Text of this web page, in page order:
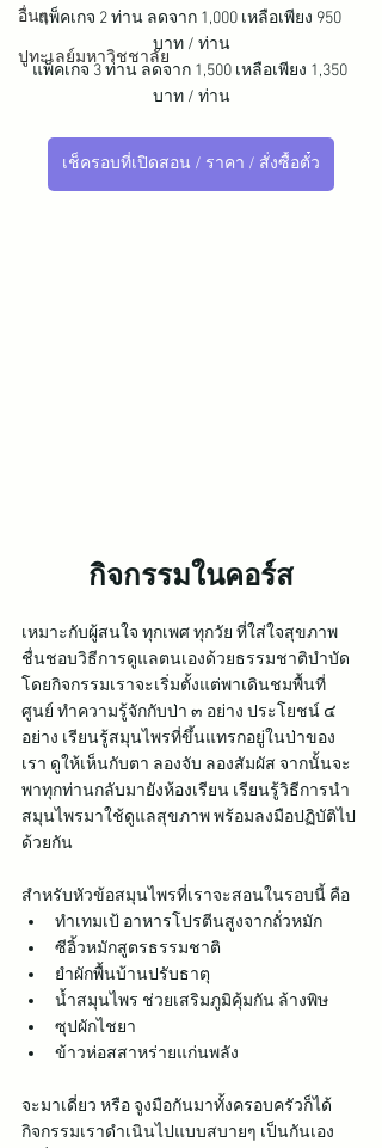
อื่นๆ
ปูทะเลย์มหาวิชชาลัย
แพ็คเกจ 2 ท่าน ลดจาก 1,000 เหลือเพียง 950
บาท / ท่าน
แพ็คเกจ 3 ท่าน ลดจาก 1,500 เหลือเพียง 1,350
บาท / ท่าน
เช็ครอบที่เปิดสอน / ราคา / สั่งซื้อตั๋ว
กิจกรรมในคอร์ส
เหมาะกับผู้สนใจ ทุกเพศ ทุกวัย ที่ใส่ใจสุขภาพ
ชื่นชอบวิธีการดูแลตนเองด้วยธรรมชาติบำบัด
โดยกิจกรรมเราจะเริ่มตั้งแต่พาเดินชมพื้นที่
ศูนย์ ทำความรู้จักกับป่า ๓ อย่าง ประโยชน์ ๔
อย่าง เรียนรู้สมุนไพรที่ขึ้นแทรกอยู่ในป่าของ
เรา ดูให้เห็นกับตา ลองจับ ลองสัมผัส จากนั้นจะ
พาทุกท่านกลับมายังห้องเรียน เรียนรู้วิธีการนำ
สมุนไพรมาใช้ดูแลสุขภาพ พร้อมลงมือปฏิบัติไป
ด้วยกัน
สำหรับหัวข้อสมุนไพรที่เราจะสอนในรอบนี้ คือ
ทำเทมเป้ อาหารโปรตีนสูงจากถั่วหมัก
ซีอิ้วหมักสูตรธรรมชาติ
ยำผักพื้นบ้านปรับธาตุ
น้ำสมุนไพร ช่วยเสริมภูมิคุ้มกัน ล้างพิษ
ซุปผักไชยา
ข้าวห่อสสาหร่ายแก่นพลัง
จะมาเดี่ยว หรือ จูงมือกันมาทั้งครอบครัวก็ได้
กิจกรรมเราดำเนินไปแบบสบายๆ เป็นกันเอง